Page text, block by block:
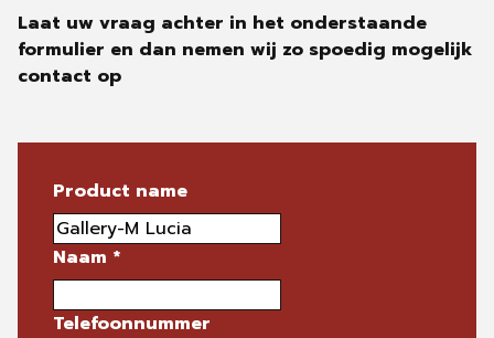
Laat uw vraag achter in het onderstaande
formulier en dan nemen wij zo spoedig mogelijk
contact op
Product name
Naam *
Telefoonnummer